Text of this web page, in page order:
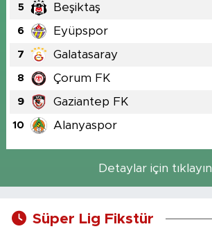
5 Beşiktaş
6 Eyüpspor
7 Galatasaray
8 Çorum FK
9 Gaziantep FK
10 Alanyaspor
Detaylar için tıklayın
Süper Lig Fikstür